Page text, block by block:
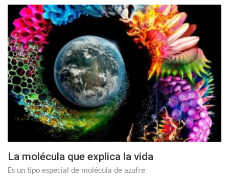
La molécula que explica la vida
Es un tipo especial de molécula de azufre